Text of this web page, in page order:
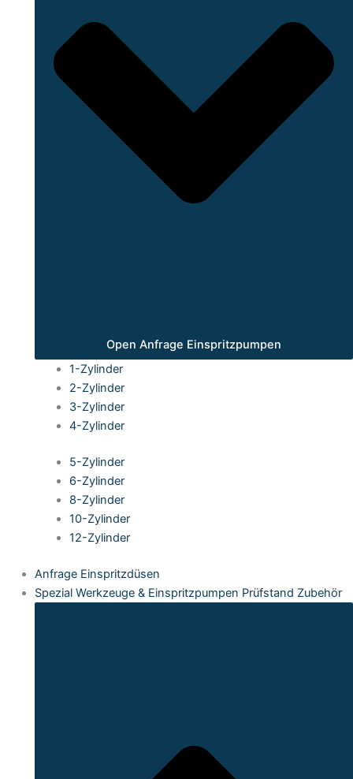
Open Anfrage Einspritzpumpen
1-Zylinder
2-Zylinder
3-Zylinder
4-Zylinder
5-Zylinder
6-Zylinder
8-Zylinder
10-Zylinder
12-Zylinder
Anfrage Einspritzdüsen
Spezial Werkzeuge & Einspritzpumpen Prüfstand Zubehör